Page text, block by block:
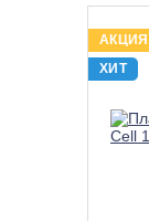
АКЦИЯ
ХИТ